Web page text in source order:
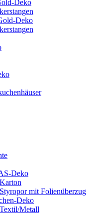
Deko
Deko
Deko
mit Folienüberzug
Deko
Metall